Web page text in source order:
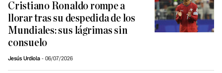
Cristiano Ronaldo rompe a
llorar tras su despedida de los
Mundiales: sus lágrimas sin
consuelo
Jesús Urdiola 06/07/2026